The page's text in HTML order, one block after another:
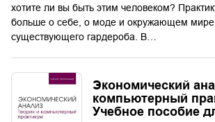
хотите ли вы быть этим человеком?
больше о себе, о моде и окружающем мире
существующего гардероба. В…
Экономический
компьютерный
Учебное пособие